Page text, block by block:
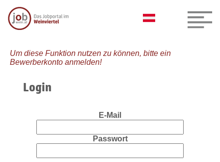
Um diese Funktion nutzen zu können, bitte ein
Bewerberkonto anmelden!
Login
E-Mail
Passwort